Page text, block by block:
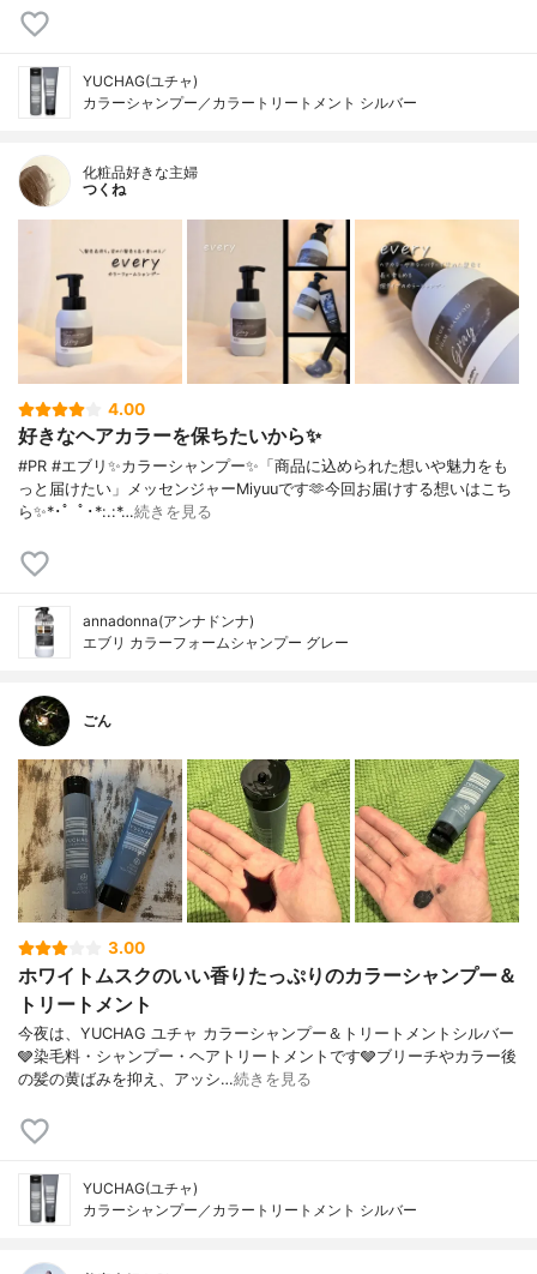
YUCHAG(ユチャ)
カラーシャンプー／カラートリートメント シルバー
化粧品好きな主婦
つくね
4.00
好きなヘアカラーを保ちたいから✨
#PR #エブリ✨カラーシャンプー✨「商品に込められた想いや魅力をも
っと届けたい」メッセンジャーMiyuuです🫶今回お届けする想いはこち
ら✨*･゜ﾟ･*:.:*…続きを見る
annadonna(アンナドンナ)
エブリ カラーフォームシャンプー グレー
ごん
3.00
ホワイトムスクのいい香りたっぷりのカラーシャンプー＆
トリートメント
今夜は、YUCHAG ユチャ カラーシャンプー＆トリートメントシルバー
🩶染毛料・シャンプー・ヘアトリートメントです🩶ブリーチやカラー後
の髪の黄ばみを抑え、アッシ…続きを見る
YUCHAG(ユチャ)
カラーシャンプー／カラートリートメント シルバー